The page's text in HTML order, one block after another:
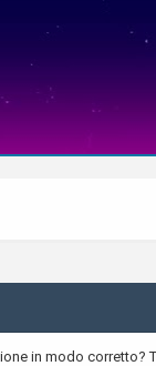
in modo corretto?